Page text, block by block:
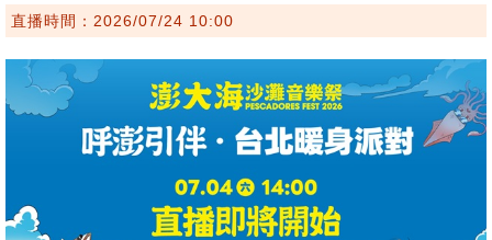
直播時間：2026/07/24 10:00